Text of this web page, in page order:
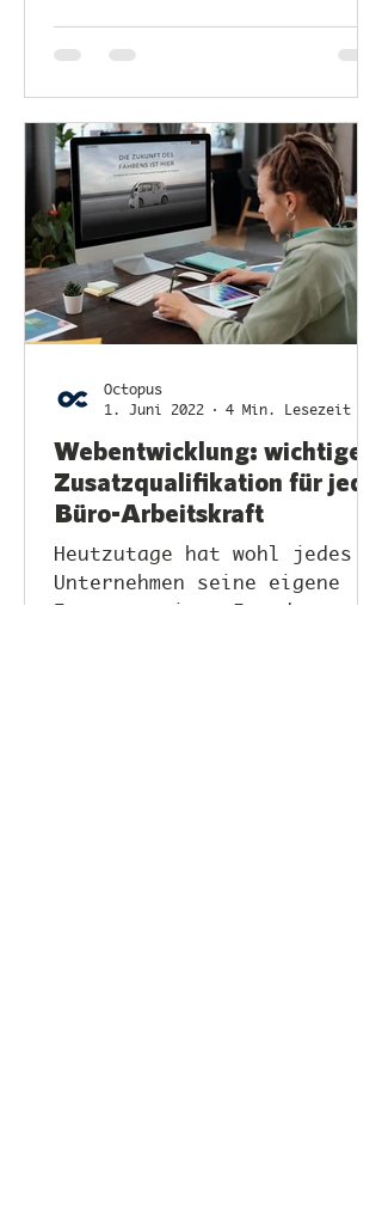
so?
Webentwicklung: wichtige
Zusatzqualifikation für jede
Büro-Arbeitskraft
Heutzutage hat wohl jedes
Unternehmen seine eigene
Internetseite. Für deren
Octopus
1. Juni 2022
4 Min. Lesezeit